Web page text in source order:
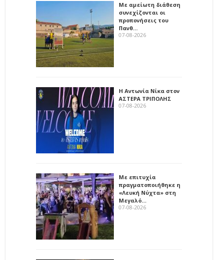
Με αμείωτη διάθεση
συνεχίζονται οι
προπονήσεις του
Πανθ…
07-08-2026
Η Αντωνία Νίκα στον
ΑΣΤΕΡΑ ΤΡΙΠΟΛΗΣ
07-08-2026
Με επιτυχία
πραγματοποιήθηκε η
«Λευκή Νύχτα» στη
Μεγαλό…
07-08-2026